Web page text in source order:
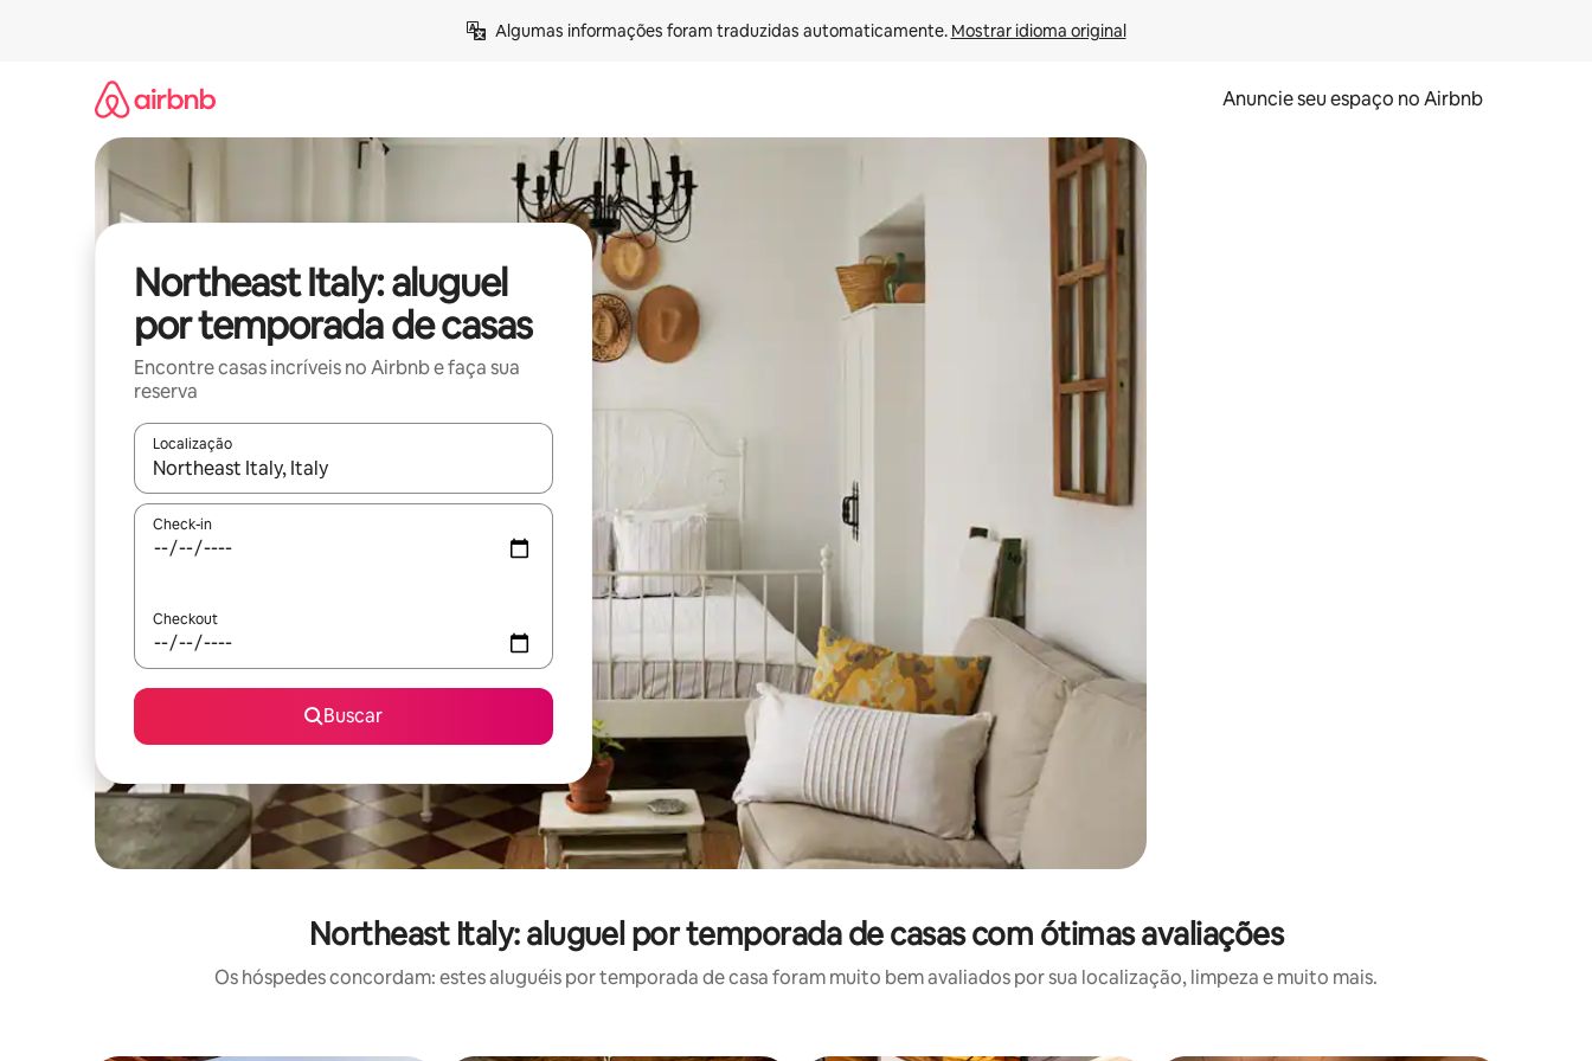
Algumas informações foram traduzidas automaticamente. Mostrar idioma original
Anuncie seu espaço no Airbnb
Northeast Italy: aluguel
por temporada de casas
Encontre casas incríveis no Airbnb e faça sua
reserva
Localização
Quando os resultados estiverem disponíveis, explore-os usando as seta para cima e para baixo do teclado ou tocando e deslizando o dedo na tela.
Check-in
Checkout
Buscar
Northeast Italy: aluguel por temporada de casas com ótimas avaliações
Os hóspedes concordam: estes aluguéis por temporada de casa foram muito bem avaliados por sua localização, limpeza e muito mais.